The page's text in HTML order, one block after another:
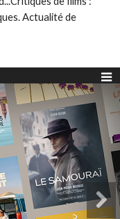
Actualité de